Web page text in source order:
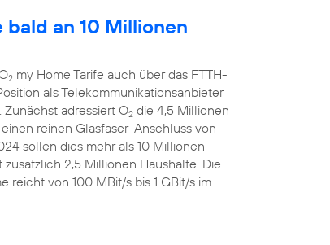
an 10 Millionen
2 my Home Tarife auch über das FTTH-
als Telekommunikationsanbieter
adressiert O2 die 4,5 Millionen
reinen Glasfaser-Anschluss von
sollen dies mehr als 10 Millionen
2,5 Millionen Haushalte. Die
reicht von 100 MBit/s bis 1 GBit/s im